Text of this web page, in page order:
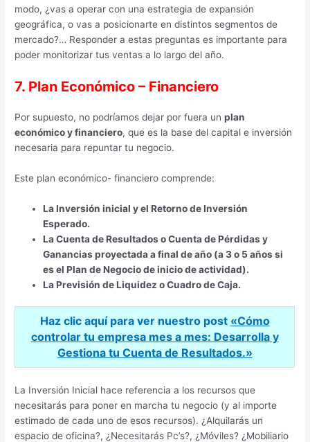
modo, ¿vas a operar con una estrategia de expansión
geográfica, o vas a posicionarte en distintos segmentos de
mercado?… Responder a estas preguntas es importante para
poder monitorizar tus ventas a lo largo del año.
7. Plan Económico – Financiero
Por supuesto, no podríamos dejar por fuera unplan
económico y financiero, que es la base del capital e inversión
necesaria para repuntar tu negocio.
Este plan económico- financiero comprende:
La Inversión inicial y el Retorno de Inversión
Esperado.
La Cuenta de Resultados o Cuenta de Pérdidas y
Gananciasproyectada a final de año (a 3 o 5 años si
es el Plan de Negocio de inicio de actividad).
La Previsión de Liquidez o Cuadro de Caja.
Haz clic aquí para ver nuestro post «Cómo
controlar tu empresa mes a mes: Desarrolla y
Gestiona tu Cuenta de Resultados.»
La Inversión Inicial hace referencia a los recursos que
necesitarás para poner en marcha tu negocio (y al importe
estimado de cada uno de esos recursos). ¿Alquilarás un
espacio de oficina?, ¿Necesitarás Pc’s?, ¿Móviles? ¿Mobiliario